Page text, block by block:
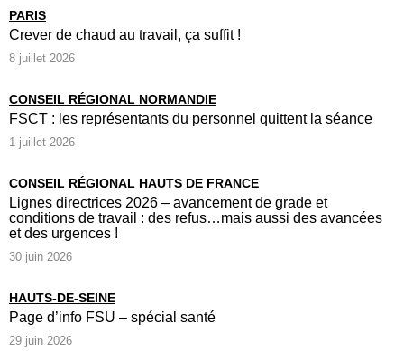
PARIS
Crever de chaud au travail, ça suffit !
8 juillet 2026
CONSEIL RÉGIONAL NORMANDIE
FSCT : les représentants du personnel quittent la séance
1 juillet 2026
CONSEIL RÉGIONAL HAUTS DE FRANCE
Lignes directrices 2026 – avancement de grade et
conditions de travail : des refus…mais aussi des avancées
et des urgences !
30 juin 2026
HAUTS-DE-SEINE
Page d’info FSU – spécial santé
29 juin 2026